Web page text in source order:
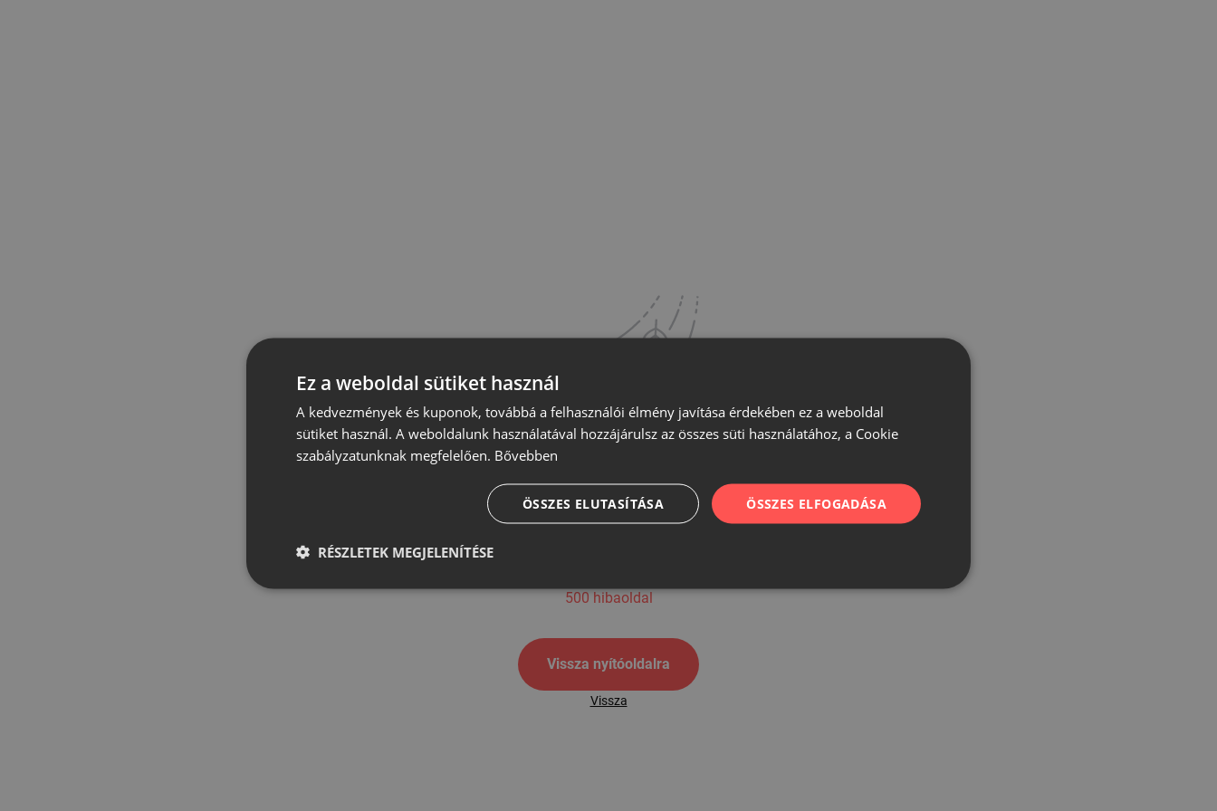
500
500 hibaoldal
Vissza nyítóoldalra
Vissza
Ez a weboldal sütiket használ
A kedvezmények és kuponok, továbbá a felhasználói élmény javítása érdekében ez a weboldal
sütiket használ. A weboldalunk használatával hozzájárulsz az összes süti használatához, a Cookie
szabályzatunknak megfelelően. Bővebben
ÖSSZES ELFOGADÁSA
ÖSSZES ELUTASÍTÁSA
RÉSZLETEK MEGJELENÍTÉSE